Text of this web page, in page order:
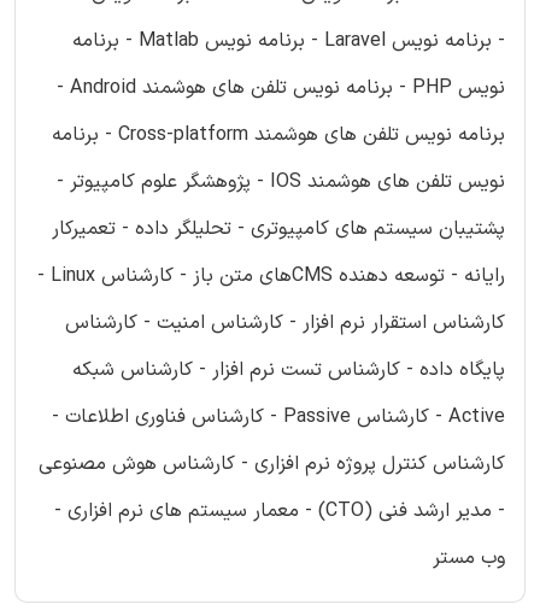
- برنامه نویس Laravel - برنامه نویس Matlab - برنامه
نویس PHP - برنامه نویس تلفن های هوشمند Android -
برنامه نویس تلفن های هوشمند Cross-platform - برنامه
نویس تلفن های هوشمند IOS - پژوهشگر علوم کامپیوتر -
پشتیبان سیستم های کامپیوتری - تحلیلگر داده - تعمیرکار
رایانه - توسعه دهنده CMSهای متن باز - کارشناس Linux -
کارشناس استقرار نرم افزار - کارشناس امنیت - کارشناس
پایگاه داده - کارشناس تست نرم افزار - کارشناس شبکه
Active - کارشناس Passive - کارشناس فناوری اطلاعات -
کارشناس کنترل پروژه نرم افزاری - کارشناس هوش مصنوعی
- مدیر ارشد فنی (CTO) - معمار سیستم های نرم افزاری -
وب مستر